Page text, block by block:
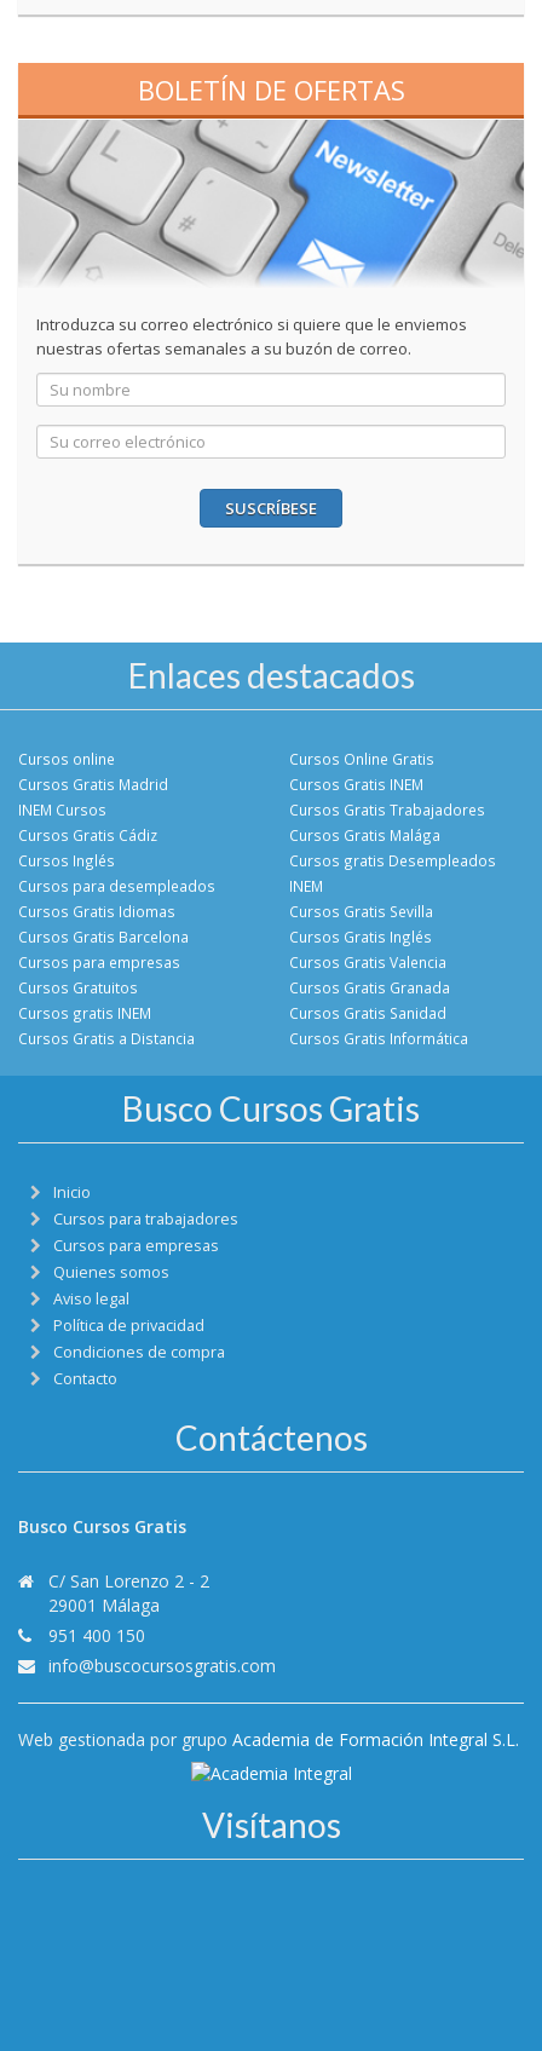
BOLETÍN DE OFERTAS
Introduzca su correo electrónico si quiere que le enviemos
nuestras ofertas semanales a su buzón de correo.
SUSCRÍBESE
Enlaces destacados
Cursos online
Cursos Gratis Madrid
INEM Cursos
Cursos Gratis Cádiz
Cursos Online Gratis
Cursos Gratis INEM
Cursos Gratis Trabajadores
Cursos Gratis Malága
Cursos Inglés
Cursos para desempleados
Cursos Gratis Idiomas
Cursos Gratis Barcelona
Cursos gratis Desempleados
INEM
Cursos Gratis Sevilla
Cursos Gratis Inglés
Cursos para empresas
Cursos Gratuitos
Cursos gratis INEM
Cursos Gratis a Distancia
Cursos Gratis Valencia
Cursos Gratis Granada
Cursos Gratis Sanidad
Cursos Gratis Informática
Busco Cursos Gratis
Inicio
Cursos para trabajadores
Cursos para empresas
Quienes somos
Aviso legal
Política de privacidad
Condiciones de compra
Contacto
Contáctenos
Busco Cursos Gratis
C/ San Lorenzo 2 - 2
29001 Málaga
951 400 150
info@buscocursosgratis.com
Web gestionada por grupo Academia de Formación Integral S.L.
Visítanos